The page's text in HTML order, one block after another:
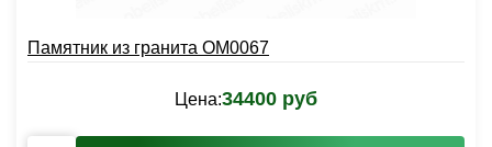
Памятник из гранита OM0067
Цена:34400 руб